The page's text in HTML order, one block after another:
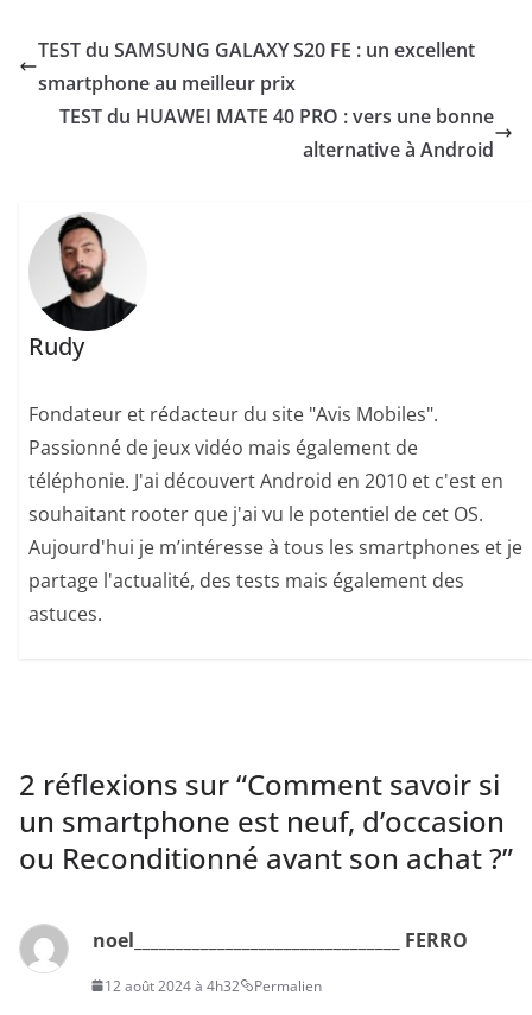
TEST du SAMSUNG GALAXY S20 FE : un excellent
smartphone au meilleur prix
TEST du HUAWEI MATE 40 PRO : vers une bonne
alternative à Android
Rudy
Fondateur et rédacteur du site "Avis Mobiles".
Passionné de jeux vidéo mais également de
téléphonie. J'ai découvert Android en 2010 et c'est en
souhaitant rooter que j'ai vu le potentiel de cet OS.
Aujourd'hui je m’intéresse à tous les smartphones et je
partage l'actualité, des tests mais également des
astuces.
2 réflexions sur “Comment savoir si
un smartphone est neuf, d’occasion
ou Reconditionné avant son achat ?”
noel________________________________ FERRO
12 août 2024 à 4h32 Permalien